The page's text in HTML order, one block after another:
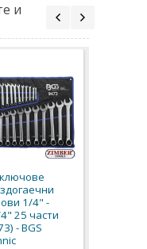
и
1/4" -
25 части
- BGS